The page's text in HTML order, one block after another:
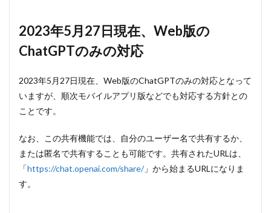
現在、
Web版
の
ChatGPT
応
2
ChatGPT
機能を使
用する際
の注意点
3
ChatGPT
2023年5月27日現在、Web版の
ChatGPTのみの対応
2023年5月27日現在、Web版のChatGPTのみの対応となって
いますが、順次モバイルアプリ版などでも対応する方針との
ことです。
なお、この共有機能では、自分のユーザー名で共有するか、
または匿名で共有することも可能です。共有されたURLは、
「https://chat.openai.com/share/」から始まるURLになりま
す。